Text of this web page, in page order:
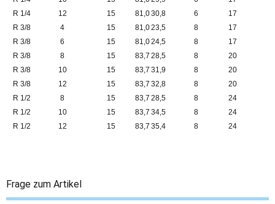
R 1/4
12 15 81,030,8 6
17
R 3/8
4 15 81,023,5 8
17
R 3/8
6 15 81,024,5 8
17
R 3/8
8 15 83,7 28,5 8
20
R 3/8
10 15 83,7 31,9 8
20
R 3/8
12 15 83,7 32,8 8
20
R 1/2
8 15 83,7 28,5 8
24
R 1/2
10 15 83,7 34,5 8
24
R 1/2
12 15 83,7 35,4 8 24
Frage zum Artikel